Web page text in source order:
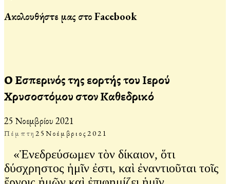
Ακολουθήστε μας στο Facebook
Ο Εσπερινός της εορτής του Ιερού
Χρυσοστόμου στον Καθεδρικό
25 Νοεμβρίου 2021
Πέμπτη25Νοέμβριος2021
«Ἐνεδρεύσωμεν τὸν δίκαιον, ὅτι
δύσχρηστος ἡμῖν ἐστι, καὶ ἐναντιοῦται τοῖς